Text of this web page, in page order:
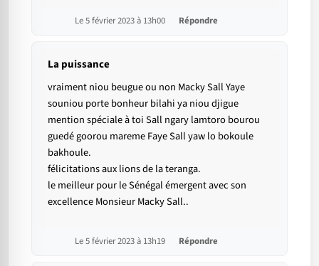
Le 5 février 2023 à 13h00 Répondre
La puissance
vraiment niou beugue ou non Macky Sall Yaye
souniou porte bonheur bilahi ya niou djigue
mention spéciale à toi Sall ngary lamtoro bourou
guedé goorou mareme Faye Sall yaw lo bokoule
bakhoule.
félicitations aux lions de la teranga.
le meilleur pour le Sénégal émergent avec son
excellence Monsieur Macky Sall..
Le 5 février 2023 à 13h19 Répondre